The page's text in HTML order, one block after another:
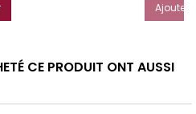
Ajouter
CE PRODUIT ONT AUSSI